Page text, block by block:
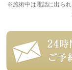
※施術中は電話に出ら